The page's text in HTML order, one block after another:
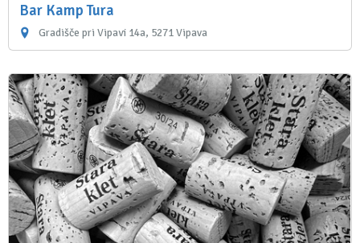
Bar Kamp Tura
Gradišče pri Vipavi 14a, 5271 Vipava